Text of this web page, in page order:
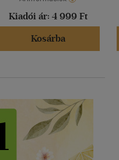
Kiadói ár: 4 999 Ft
Kosárba